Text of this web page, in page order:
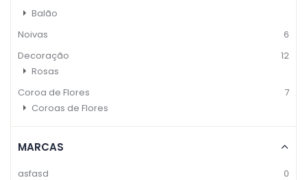
Balão
Noivas
6
Decoração
12
Rosas
Coroa de Flores
7
Coroas de Flores
MARCAS
asfasd
0